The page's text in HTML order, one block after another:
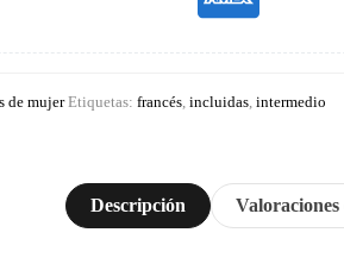
de mujer Etiquetas: francés incluidas intermedio
Descripción Valoraciones